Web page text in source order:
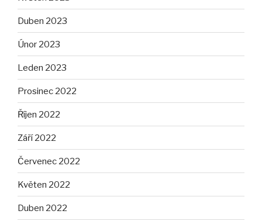
Duben 2023
Únor 2023
Leden 2023
Prosinec 2022
Říjen 2022
Září 2022
Červenec 2022
Květen 2022
Duben 2022